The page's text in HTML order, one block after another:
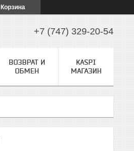
Корзина
+7 (747) 329-20-54
ВОЗВРАТ И
ОБМЕН
KASPI
МАГАЗИН